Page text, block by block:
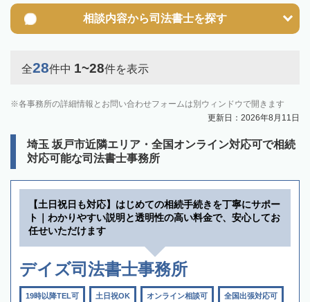
相談内容から司法書士を探す
全28件中 1~28件を表示
各事務所の詳細情報とお問い合わせフォームは別ウィンドウで開きます
更新日：2026年8月11日
埼玉 坂戸市近隣エリア・全国オンライン対応可で相続
対応可能な司法書士事務所
【土日祝日も対応】はじめての相続手続きを丁寧にサポー
ト｜わかりやすい説明と透明性の高い料金で、安心してお
任せいただけます
デイズ司法書士事務所
19時以降TEL可 土日祝OK オンライン相談可 全国出張対応可